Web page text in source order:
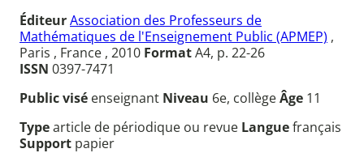
ÉditeurAssociation des Professeurs de
Mathématiques de l'Enseignement Public (APMEP) ,
Paris , France , 2010 FormatA4, p. 22-26
ISSN 0397-7471
Public visé enseignant Niveau 6e, collègeÂge 11
Typearticle de périodique ou revue Languefrançais
Support papier